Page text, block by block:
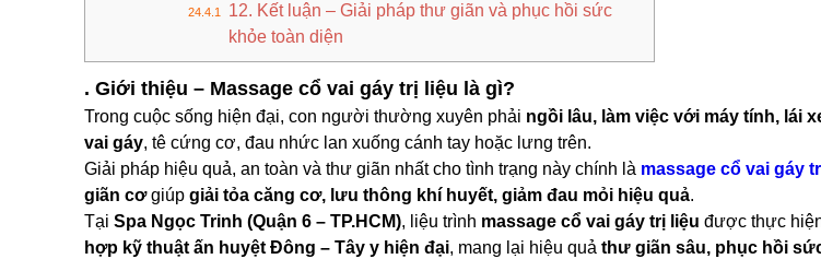
12. Kết luận – Giải pháp thư giãn và phục hồi sức
khỏe toàn diện
. Giới thiệu – Massage cổ vai gáy trị liệu là gì?
Trong cuộc sống hiện đại, con người thường xuyên phải ngồi lâu, làm việc với máy tính, lái
vai gáy, tê cứng cơ, đau nhức lan xuống cánh tay hoặc lưng trên.
Giải pháp hiệu quả, an toàn và thư giãn nhất cho tình trạng này chính là massage cổ vai gáy
giãn cơgiúp giải tỏa căng cơ, lưu thông khí huyết, giảm đau mỏi hiệu quả.
Tại Spa Ngọc Trinh (Quận 6 – TP.HCM), liệu trình massage cổ vai gáy trị liệu được thực
hợp kỹ thuật ấn huyệt Đông – Tây y hiện đại, mang lại hiệu quả thư giãn sâu, phục hồi